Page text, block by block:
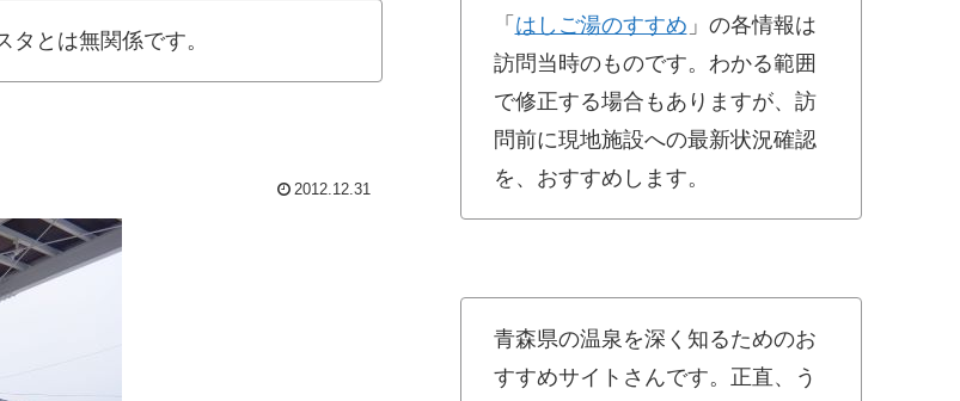
とは無関係です。
2012.12.31
「 はしご湯のすすめ 」の各情報は
訪問当時のものです。わかる範囲
で修正する場合もありますが、訪
問前に現地施設への最新状況確認
を、おすすめします。
青森県の温泉を深く知るためのお
すすめサイトさんです。正直、う